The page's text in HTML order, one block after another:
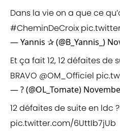
Dans la vie on a que ce
#CheminDeCroix
— Yannis ✰ (@B_Yannis_)
Et ça fait 12, 12 défaites de
BRAVO @OM_Officiel
— ? (@OL_Tomate)
12 défaites de suite en ldc ?
pic.twitter.com/6UttIb7jUb